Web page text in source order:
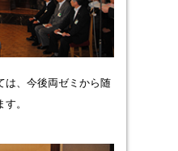
は、今後両ゼミから随
。